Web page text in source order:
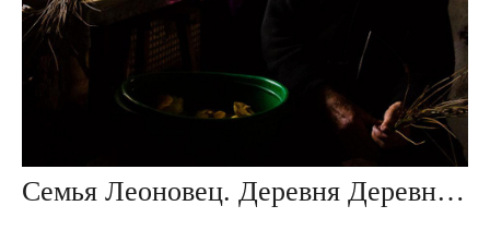
Семья Леоновец. Деревня Деревная, Беларусь